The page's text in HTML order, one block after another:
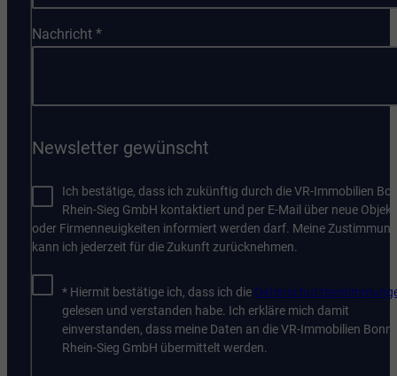
Nachricht *
Newsletter gewünscht
Ich bestätige, dass ich zukünftig durch die VR-Immobilien
Rhein-Sieg GmbH kontaktiert und per E-Mail über neue
oder Firmenneuigkeiten informiert werden darf. Meine Zustimmung
kann ich jederzeit für die Zukunft zurücknehmen.
* Hiermit bestätige ich, dass ich die
gelesen und verstanden habe. Ich erkläre mich damit
einverstanden, dass meine Daten an die VR-Immobilien Bonn
Rhein-Sieg GmbH übermittelt werden.